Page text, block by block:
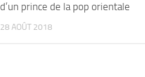
d’un prince de la pop orientale
28 AOÛT 2018